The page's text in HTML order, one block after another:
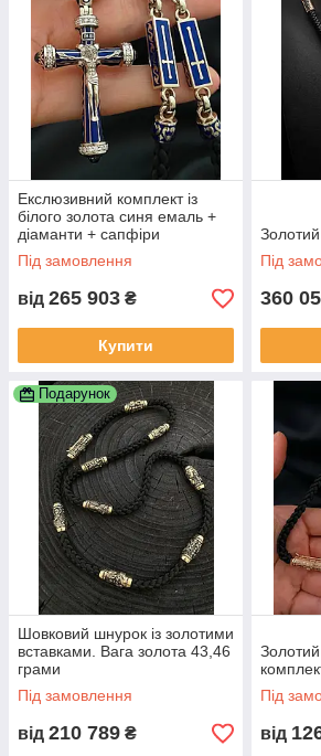
Екслюзивний комплект із
білого золота синя емаль +
діаманти + сапфіри
Під замовлення
від 265 903 ₴
Купити
Під
360
Подарунок
Шовковий шнурок із золотими
вставками. Вага золота 43,46
грами
Під замовлення
від 210 789 ₴
Під
від